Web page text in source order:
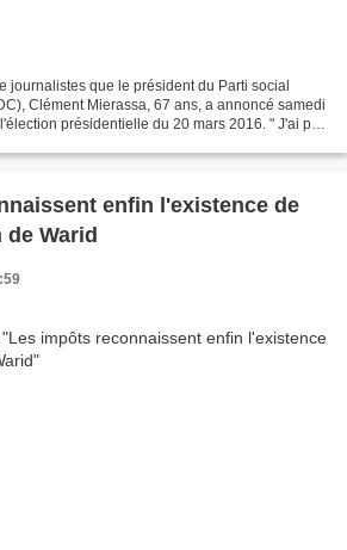
journalistes que le président du Parti social
Clément Mierassa, 67 ans, a annoncé samedi
présidentielle du 20 mars 2016. " J'ai pris
enfin l'existence de
de Warid